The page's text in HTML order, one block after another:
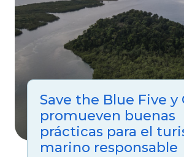
Save the Blue Five y
promueven buenas
prácticas para el
marino responsable